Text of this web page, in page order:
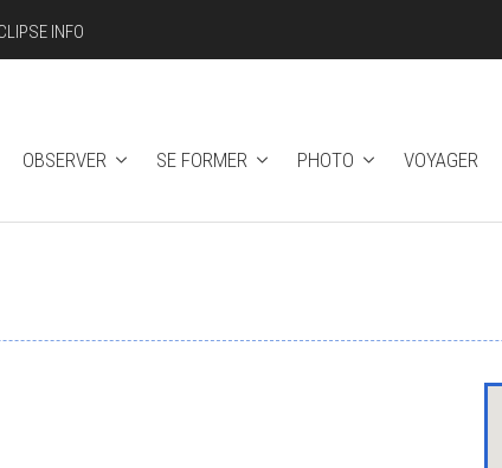
OBSERVER SE FORMER PHOTO VOYAGER
INFO